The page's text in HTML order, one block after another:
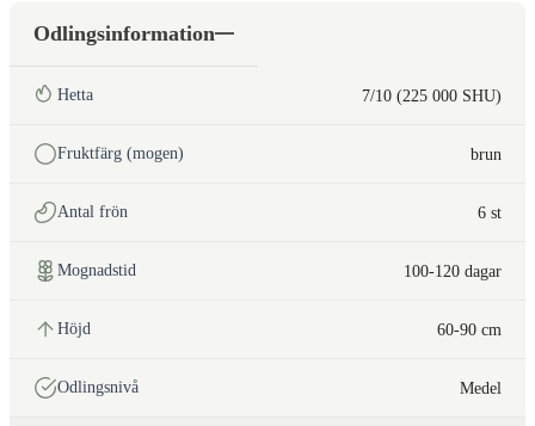
Odlingsinformation
Hetta 7/10 (225 000 SHU)
Fruktfärg (mogen) brun
Antal frön 6 st
Mognadstid 100-120 dagar
Höjd 60-90 cm
Odlingsnivå Medel